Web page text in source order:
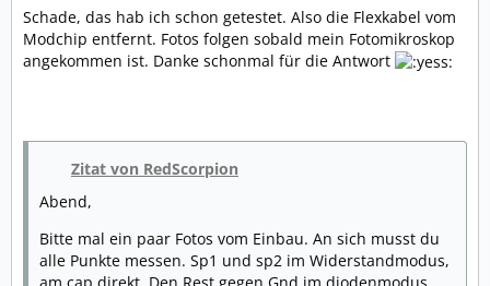
Schade, das hab ich schon getestet. Also die Flexkabel vom
Modchip entfernt. Fotos folgen sobald mein Fotomikroskop
angekommen ist. Danke schonmal für die Antwort
Zitat von RedScorpion
Abend,
Bitte mal ein paar Fotos vom Einbau. An sich musst du
alle Punkte messen. Sp1 und sp2 im Widerstandmodus,